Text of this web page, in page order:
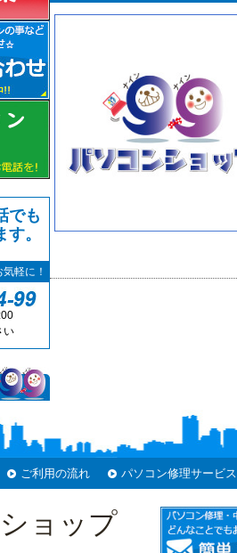
でも
。
軽に！
い
ご利用の流れ パソコン修理サービス
ョップ